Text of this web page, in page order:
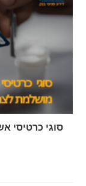
סוגי כרטיסי